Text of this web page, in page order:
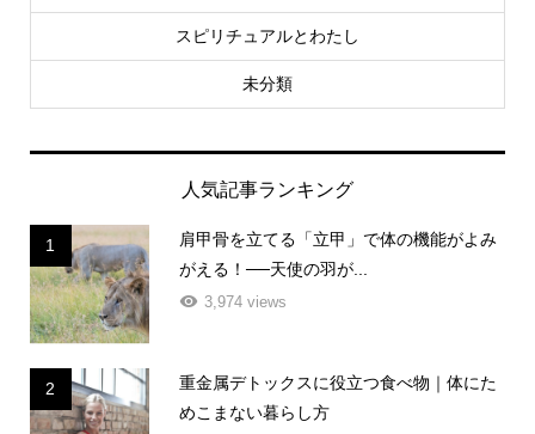
スピリチュアルとわたし
未分類
人気記事ランキング
1
肩甲骨を立てる「立甲」で体の機能がよみ
がえる！──天使の羽が...
3,974 views
2
重金属デトックスに役立つ食べ物｜体にた
めこまない暮らし方